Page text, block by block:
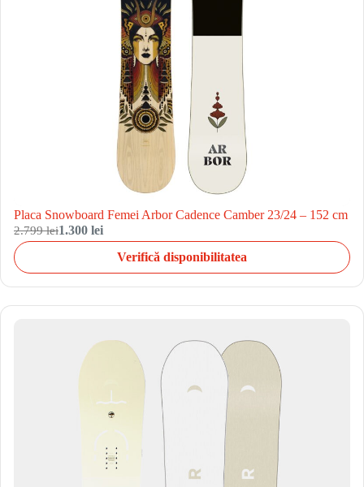
Placa Snowboard Femei Arbor Cadence Camber 23/24 – 152 cm
2.799 lei1.300 lei
Verifică disponibilitatea